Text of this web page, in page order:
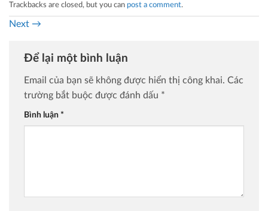
Trackbacks are closed, but you can post a comment.
Next →
Để lại một bình luận
Email của bạn sẽ không được hiển thị công khai. Các
trường bắt buộc được đánh dấu *
Bình luận *